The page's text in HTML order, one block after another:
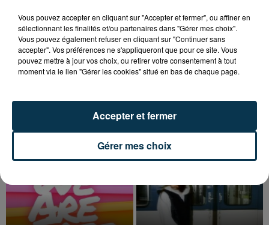
TITRES DIFFUSÉS
14h21
14h21 14h18
14h18
Vous pouvez accepter en cliquant sur "Accepter et fermer", ou affiner en
sélectionnant les finalités et/ou partenaires dans "Gérer mes choix".
Vous pouvez également refuser en cliquant sur "Continuer sans
accepter". Vos préférences ne s'appliqueront que pour ce site. Vous
pouvez mettre à jour vos choix, ou retirer votre consentement à tout
moment via le lien "Gérer les cookies" situé en bas de chaque page.
Gérer mes choix
Accepter et fermer